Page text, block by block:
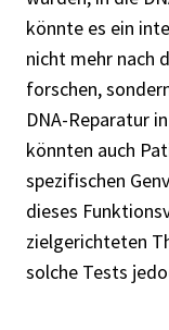
könnte es ein
nicht mehr nach
forschen,
DNA-Reparatur
könnten auch
spezifischen
dieses
zielgerichteten
solche Tests